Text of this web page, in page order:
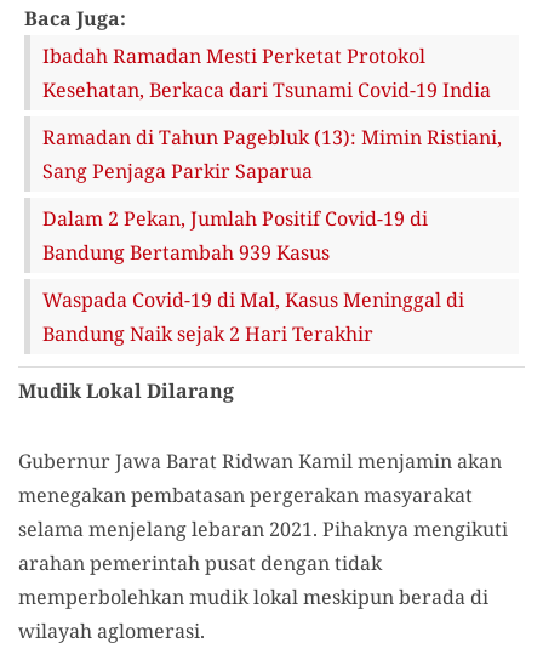
Baca Juga:
Ibadah Ramadan Mesti Perketat Protokol
Kesehatan, Berkaca dari Tsunami Covid-19 India
Ramadan di Tahun Pagebluk (13): Mimin Ristiani,
Sang Penjaga Parkir Saparua
Dalam 2 Pekan, Jumlah Positif Covid-19 di
Bandung Bertambah 939 Kasus
Waspada Covid-19 di Mal, Kasus Meninggal di
Bandung Naik sejak 2 Hari Terakhir
Mudik Lokal Dilarang
Gubernur Jawa Barat Ridwan Kamil menjamin akan
menegakan pembatasan pergerakan masyarakat
selama menjelang lebaran 2021. Pihaknya mengikuti
arahan pemerintah pusat dengan tidak
memperbolehkan mudik lokal meskipun berada di
wilayah aglomerasi.